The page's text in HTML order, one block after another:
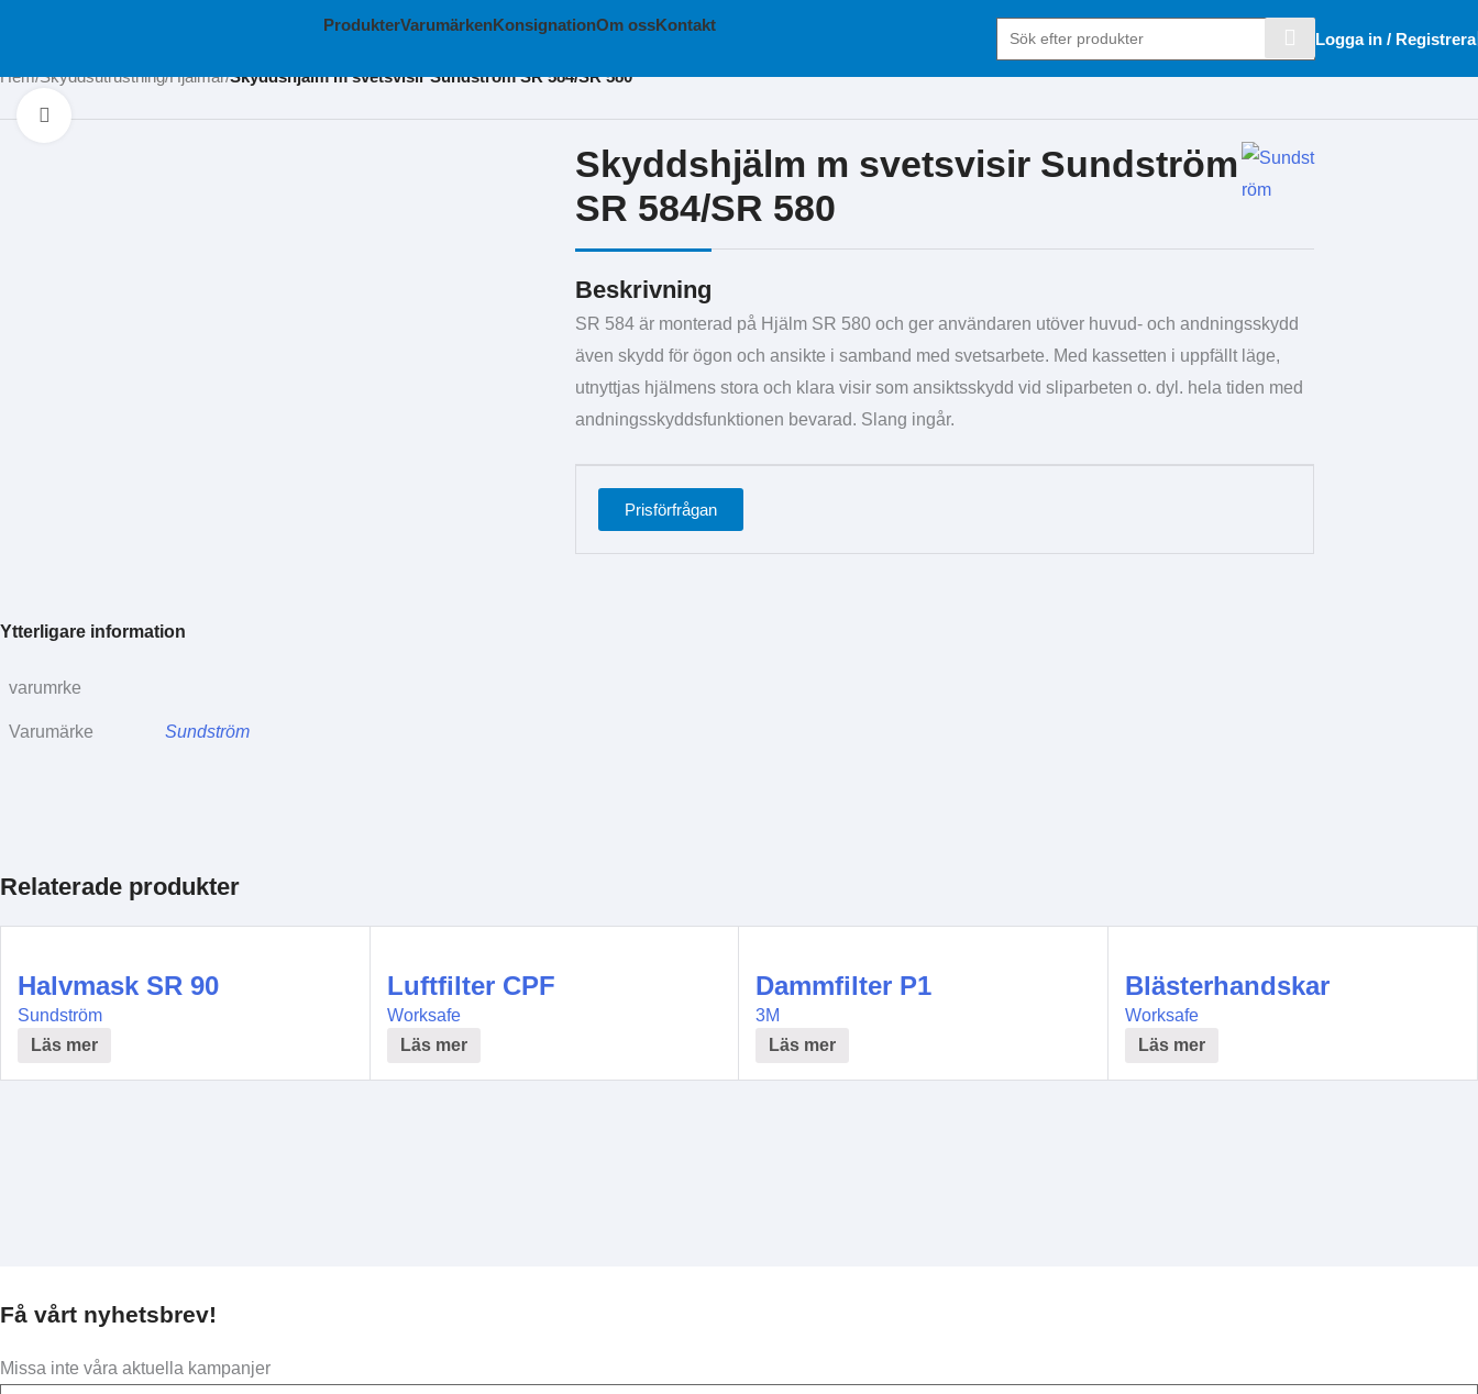
ProdukterVarumärkenKonsignationOm ossKontakt
Logga in / Registrera
Hem Skyddsutrustning Hjälmar Skyddshjälm m svetsvisir Sundström SR 584/SR 580
Klicka för att förstora
Skyddshjälm m svetsvisir Sundström
SR 584/SR 580
Beskrivning
SR 584 är monterad på Hjälm SR 580 och ger användaren utöver huvud- och andningsskydd
även skydd för ögon och ansikte i samband med svetsarbete. Med kassetten i uppfällt läge,
utnyttjas hjälmens stora och klara visir som ansiktsskydd vid sliparbeten o. dyl. hela tiden med
andningsskyddsfunktionen bevarad. Slang ingår.
Prisförfrågan
Ytterligare information
varumrke
Varumärke Sundström
Relaterade produkter
Halvmask SR 90
Sundström
Läs mer
Luftfilter CPF
Worksafe
Läs mer
Dammfilter P1
3M
Läs mer
Blästerhandskar
Worksafe
Läs mer
Få vårt nyhetsbrev!
Missa inte våra aktuella kampanjer